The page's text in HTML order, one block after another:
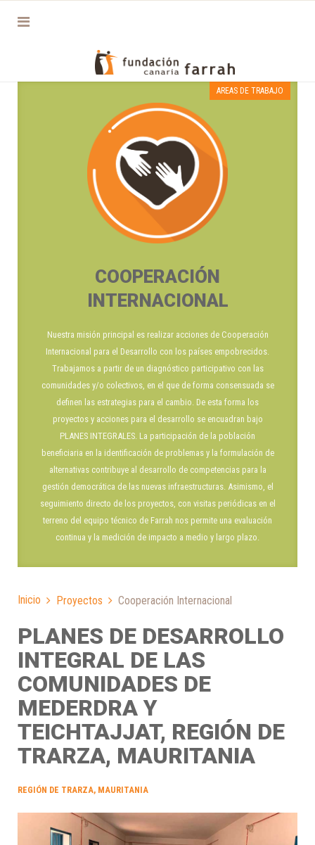
AREAS DE TRABAJO
COOPERACIÓN
INTERNACIONAL
Nuestra misión principal es realizar acciones de Cooperación
Internacional para el Desarrollo con los países empobrecidos.
Trabajamos a partir de un diagnóstico participativo con las
comunidades y/o colectivos, en el que de forma consensuada se
definen las estrategias para el cambio. De esta forma los
proyectos y acciones para el desarrollo se encuadran bajo
PLANES INTEGRALES. La participación de la población
beneficiaria en la identificación de problemas y la formulación de
alternativas contribuye al desarrollo de competencias para la
gestión democrática de las nuevas infraestructuras. Asimismo, el
seguimiento directo de los proyectos, con visitas periódicas en el
terreno del equipo técnico de Farrah nos permite una evaluación
continua y la medición de impacto a medio y largo plazo.
Inicio Proyectos Cooperación Internacional
PLANES DE DESARROLLO
INTEGRAL DE LAS
COMUNIDADES DE
MEDERDRA Y
TEICHTAJJAT, REGIÓN DE
TRARZA, MAURITANIA
REGIÓN DE TRARZA, MAURITANIA